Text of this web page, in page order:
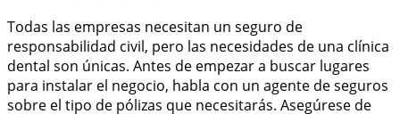
Todas las empresas necesitan un seguro de
responsabilidad civil, pero las necesidades de una clínica
dental son únicas. Antes de empezar a buscar lugares
para instalar el negocio, habla con un agente de seguros
sobre el tipo de pólizas que necesitarás. Asegúrese de